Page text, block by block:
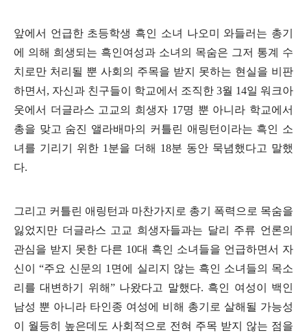
앞에서 언급한 초등학생 흑인 소녀 나오미 와들러는 총기
에 의해 희생되는 흑인여성과 소녀의 목숨은 그저 통계 수
치로만 처리될 뿐 사회의 주목을 받지 못하는 현실을 비판
하면서 , 자신과 친구들이 학교에서 조직한 3월 14일 워크아
웃에서 더글라스 고교의 희생자 17명 뿐 아니라 학교에서
총을 맞고 숨진 앨라배마의 커틀린 애링턴이라는 흑인 소
녀를 기리기 위한 1 분을 더해 18분 동안 묵념했다고 말했
다.
그리고 커틀린 애링턴과 마찬가지로 총기 폭력으로 목숨을
잃었지만 더글라스 고교 희생자들과는 달리 주류 언론의
관심을 받지 못한 다른 10대 흑인 소녀들을 언급하면서 자
신이“주요 신문의 1 면에 실리지 않는 흑인 소녀들의 목소
리를 대변하기 위해” 나왔다고 말했다. 흑인 여성이 백인
남성 뿐 아니라 타인종 여성에 비해 총기로 살해될 가능성
이 월등히 높은데도 사회적으로 전혀 주목 받지 않는 점을